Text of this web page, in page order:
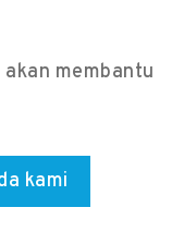
membantu
kami